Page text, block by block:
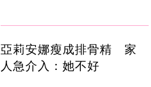
亞莉安娜瘦成排骨精 家
人急介入：她不好